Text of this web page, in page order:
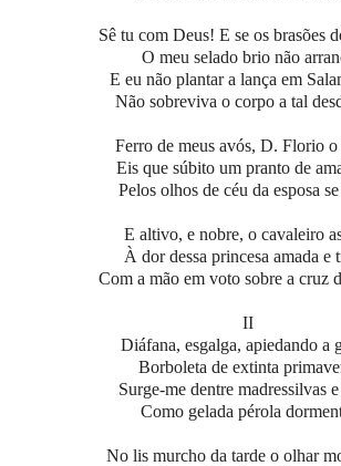
Sê tu com Deus! E se os brasões
O meu selado brio não
E eu não plantar a lança em
Não sobreviva o corpo a tal
Ferro de meus avós, D. Florio o
Eis que súbito um pranto de
Pelos olhos de céu da esposa
E altivo, e nobre, o cavaleiro
À dor dessa princesa amada e
Com a mão em voto sobre a cruz
II
Diáfana, esgalga, apiedando a
Borboleta de extinta
Surge-me dentre madressilvas
Como gelada pérola
No lis murcho da tarde o olhar